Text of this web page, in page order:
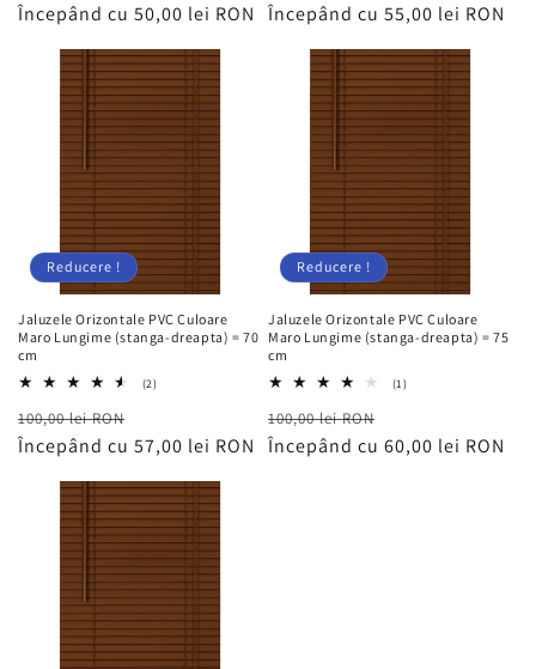
obișnuit
redus
Începând cu 50,00 lei RON
obișnuit
redus
Începând cu 55,00 lei RON
Reducere !
Jaluzele Orizontale PVC Culoare
Maro Lungime (stanga-dreapta) = 70
cm
(2)2
Preț
obișnuit
100,00 lei RON
redus
Începând cu 57,00 lei RON
Reducere !
Jaluzele Orizontale PVC Culoare
Maro Lungime (stanga-dreapta) = 75
cm
(1)1
Preț
obișnuit
100,00 lei RON
redus
Începând cu 60,00 lei RON